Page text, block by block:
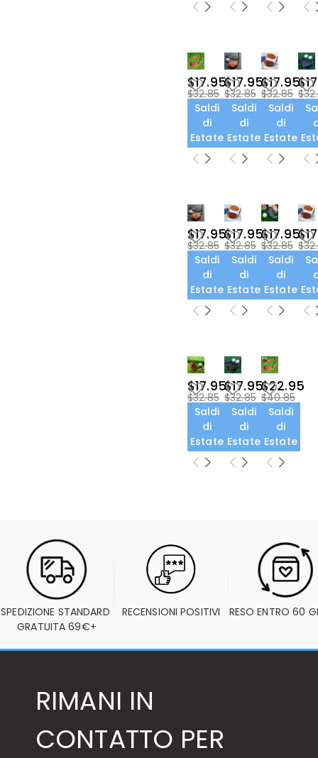
$17.95
$32.85
Saldi
di
Estate
$17.95
$32.85
Saldi
di
Estate
$17.95
$32.85
Saldi
di
Estate
$17.95
$32.85
Saldi
di
Estate
$17.95
$32.85
Saldi
di
Estate
$17.95
$32.85
Saldi
di
Estate
$17.95
$32.85
Saldi
di
Estate
$17.95
$32.85
Saldi
di
Estate
$22.95
$40.85
Saldi
di
Estate
SPEDIZIONE STANDARD
GRATUITA 69€+
RECENSIONI POSITIVI RESO ENTRO 60
RIMANI IN
CONTATTO PER